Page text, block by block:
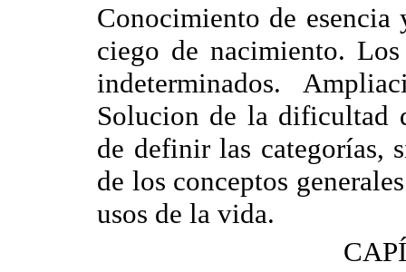
Conocimiento de
ciego de nacimiento.
indeterminados.
Solucion de la dificultad
de definir las categorías,
de los conceptos
usos de la vida.